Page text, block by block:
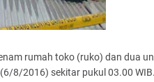
rumah toko (ruko) dan dua
8/2016) sekitar pukul 03.00 WIB.